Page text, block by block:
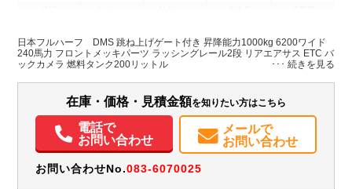
徳島県
W:2,400
H:2,400
W:2,490
H:3,470
無
パワステ パワーウィンドウ ETC バックモニター
日本フルハーフ DMS 跳ね上げゲート付き 昇降能力1000kg 6200ワイド
240馬力 フロントメッキパーツ ラッシングレール2段 リアエアサス ETC バ
ックカメラ 燃料タンク200リットル
在庫・価格・見積金額を知りたい方はこちら
電話で
お問い合わせ
メールで
お問い合わせ
お問い合わせNo.083-6070025